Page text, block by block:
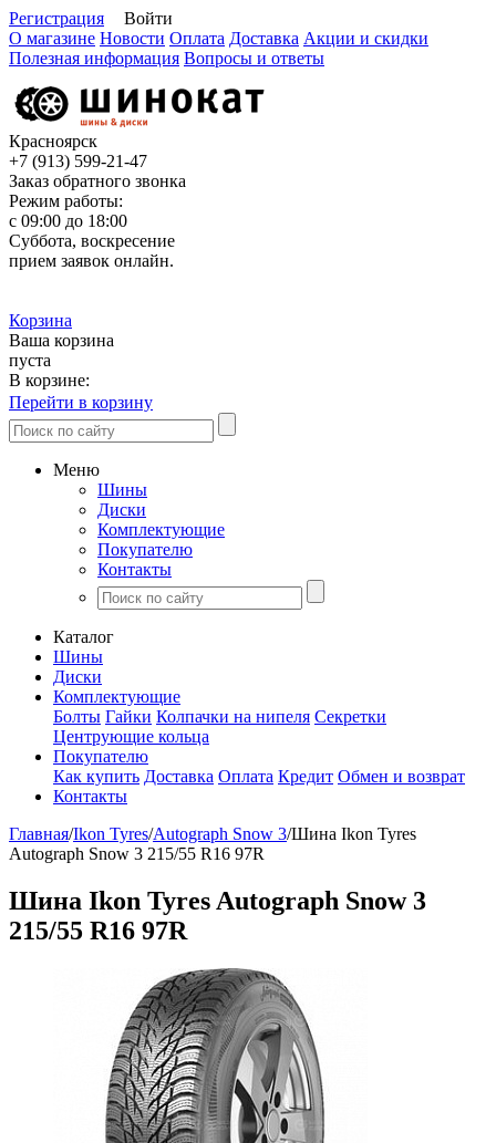
Регистрация
Войти
О магазине Новости Оплата Доставка Акции и скидки
Полезная информация Вопросы и ответы
Красноярск
+7 (913) 599-21-47
Заказ обратного звонка
Режим работы:
с 09:00 до 18:00
Суббота, воскресение
прием заявок онлайн.
Корзина
Ваша корзина
пуста
В корзине:
Перейти в корзину
Меню
Шины
Диски
Комплектующие
Покупателю
Контакты
Каталог
Шины
Диски
Комплектующие
Болты Гайки Колпачки на нипеля Секретки
Центрующие кольца
Покупателю
Как купить Доставка Оплата Кредит Обмен и возврат
Контакты
Главная/Ikon Tyres/Autograph Snow 3/Шина Ikon Tyres
Autograph Snow 3 215/55 R16 97R
Шина Ikon Tyres Autograph Snow 3
215/55 R16 97R